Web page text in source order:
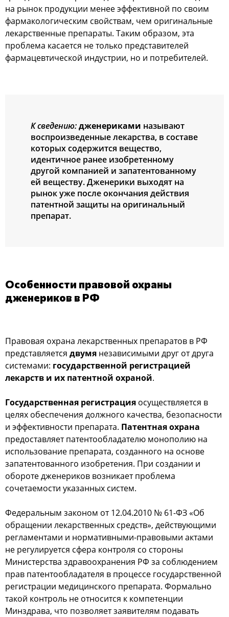
на рынок продукции менее эффективной по своим
фармакологическим свойствам, чем оригинальные
лекарственные препараты. Таким образом, эта
проблема касается не только представителей
фармацевтической индустрии, но и потребителей.
К сведению:дженериками называют
воспроизведенные лекарства, в составе
которых содержится вещество,
идентичное ранее изобретенному
другой компанией и запатентованному
ей веществу. Дженерики выходят на
рынок уже после окончания действия
патентной защиты на оригинальный
препарат.
Особенности правовой охраны
дженериков в РФ
Правовая охрана лекарственных препаратов в РФ
представляется двумя независимыми друг от друга
системами: государственной регистрацией
лекарств и их патентной охраной.
Государственная регистрация осуществляется в
целях обеспечения должного качества, безопасности
и эффективности препарата. Патентная охрана
предоставляет патентообладателю монополию на
использование препарата, созданного на основе
запатентованного изобретения. При создании и
обороте дженериков возникает проблема
сочетаемости указанных систем.
Федеральным законом от 12.04.2010 № 61-ФЗ «Об
обращении лекарственных средств», действующими
регламентами и нормативными-правовыми актами
не регулируется сфера контроля со стороны
Министерства здравоохранения РФ за соблюдением
прав патентообладателя в процессе государственной
регистрации медицинского препарата. Формально
такой контроль не относится к компетенции
Минздрава, что позволяет заявителям подавать